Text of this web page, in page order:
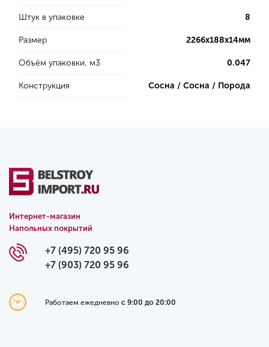
Штук в упаковке 8
Размер 2266х188х14мм
Объём упаковки, м3 0.047
Конструкция Сосна / Сосна / Порода
Интернет-магазин
Напольных покрытий
+7 (495) 720 95 96
+7 (903) 720 95 96
Работаем ежедневно с 9:00 до 20:00